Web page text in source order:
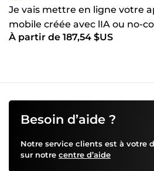
Je vais mettre en ligne votre
mobile créée avec lIA ou no-
À partir de 187,54 $US
Besoin d’aide ?
Notre service clients est à votre
sur notre centre d’aide